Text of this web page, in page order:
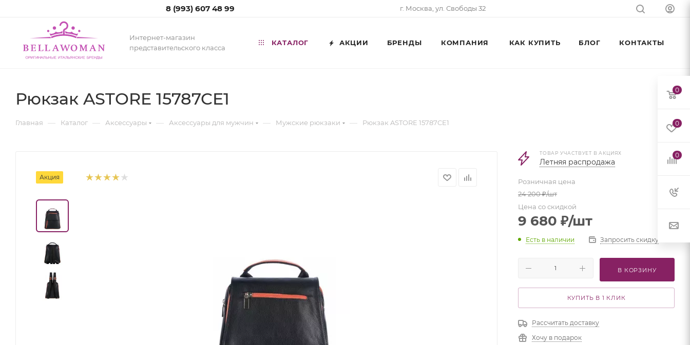
8 (993) 607 48 99 г. Москва, ул. Свободы 32
Интернет-магазин
представительского класса
КАТАЛОГ АКЦИИ БРЕНДЫ КОМПАНИЯ КАК КУПИТЬ БЛОГ КОНТАКТЫ
Рюкзак ASTORE 15787CE1
Главная — Каталог — Аксессуары — Аксессуары для мужчин — Мужские рюкзаки — Рюкзак ASTORE 15787CE1
Акция
ТОВАР УЧАСТВУЕТ В АКЦИЯХ
Летняя распродажа
Розничная цена
24 200₽/шт
Цена со скидкой
9 680 ₽/шт
Есть в наличии Запросить скидку
В КОРЗИНУ
КУПИТЬ В 1 КЛИК
Рассчитать доставку
Хочу в подарок
0
0
0